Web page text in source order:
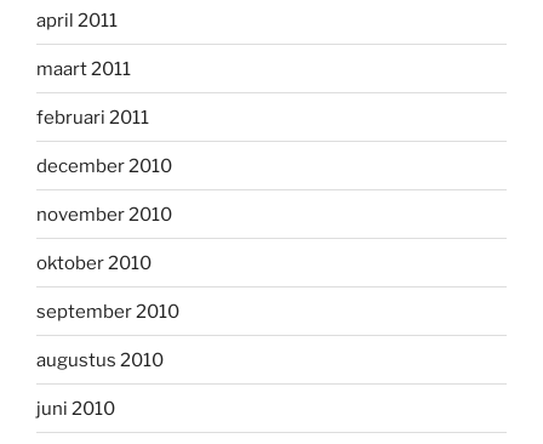
april 2011
maart 2011
februari 2011
december 2010
november 2010
oktober 2010
september 2010
augustus 2010
juni 2010